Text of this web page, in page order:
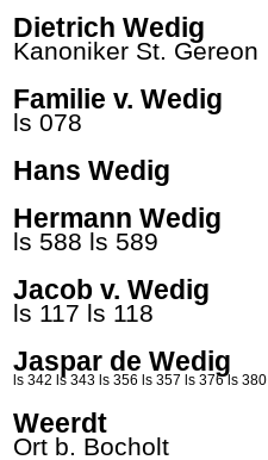
Dietrich Wedig
Kanoniker St. Gereon
Familie v. Wedig
ls 078
Hans Wedig
Hermann Wedig
ls 588 ls 589
Jacob v. Wedig
ls 117 ls 118
Jaspar de Wedig
ls 342 ls 343 ls 356 ls 357 ls 376 ls 380
Weerdt
Ort b. Bocholt